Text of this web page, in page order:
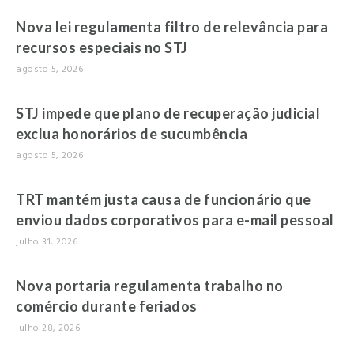
Nova lei regulamenta filtro de relevância para
recursos especiais no STJ
agosto 5, 2026
STJ impede que plano de recuperação judicial
exclua honorários de sucumbência
agosto 5, 2026
TRT mantém justa causa de funcionário que
enviou dados corporativos para e-mail pessoal
julho 31, 2026
Nova portaria regulamenta trabalho no
comércio durante feriados
julho 28, 2026